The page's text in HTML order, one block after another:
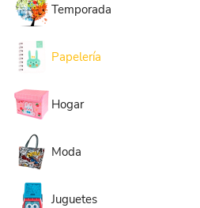
Temporada
Papelería
Hogar
Moda
Juguetes